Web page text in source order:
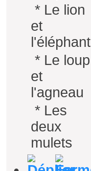
* Le lion
et
l'éléphant
* Le loup
et
l'agneau
* Les
deux
mulets